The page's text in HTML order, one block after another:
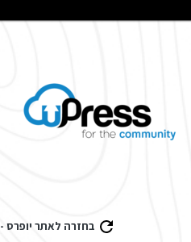
בחזרה לאתר יופרס - uPress